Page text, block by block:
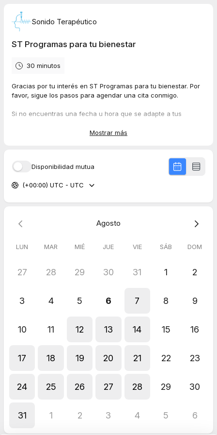
Sonido Terapéutico
ST Programas para tu bienestar
30 minutos
Gracias por tu interés en ST Programas para tu bienestar. Por
favor, sigue los pasos para agendar una cita conmigo.
Si no encuentras una fecha u hora que se adapte a tus
que aún no lo hayas hecho. Podrás darte de baja cuando lo
desees.
Puedes ver aquí nuestra Política de Privacidad.
Mostrar más
Disponibilidad mutua
(+00:00) UTC - UTC
Agosto
LUN MAR MIÉ JUE VIE SÁB DOM
27 28 29 30 31 1 2
3 4 5 6 7 8 9
10 11 12 13 14 15 16
17 18 19 20 21 22 23
24 25 26 27 28 29 30
31 1 2 3 4 5 6